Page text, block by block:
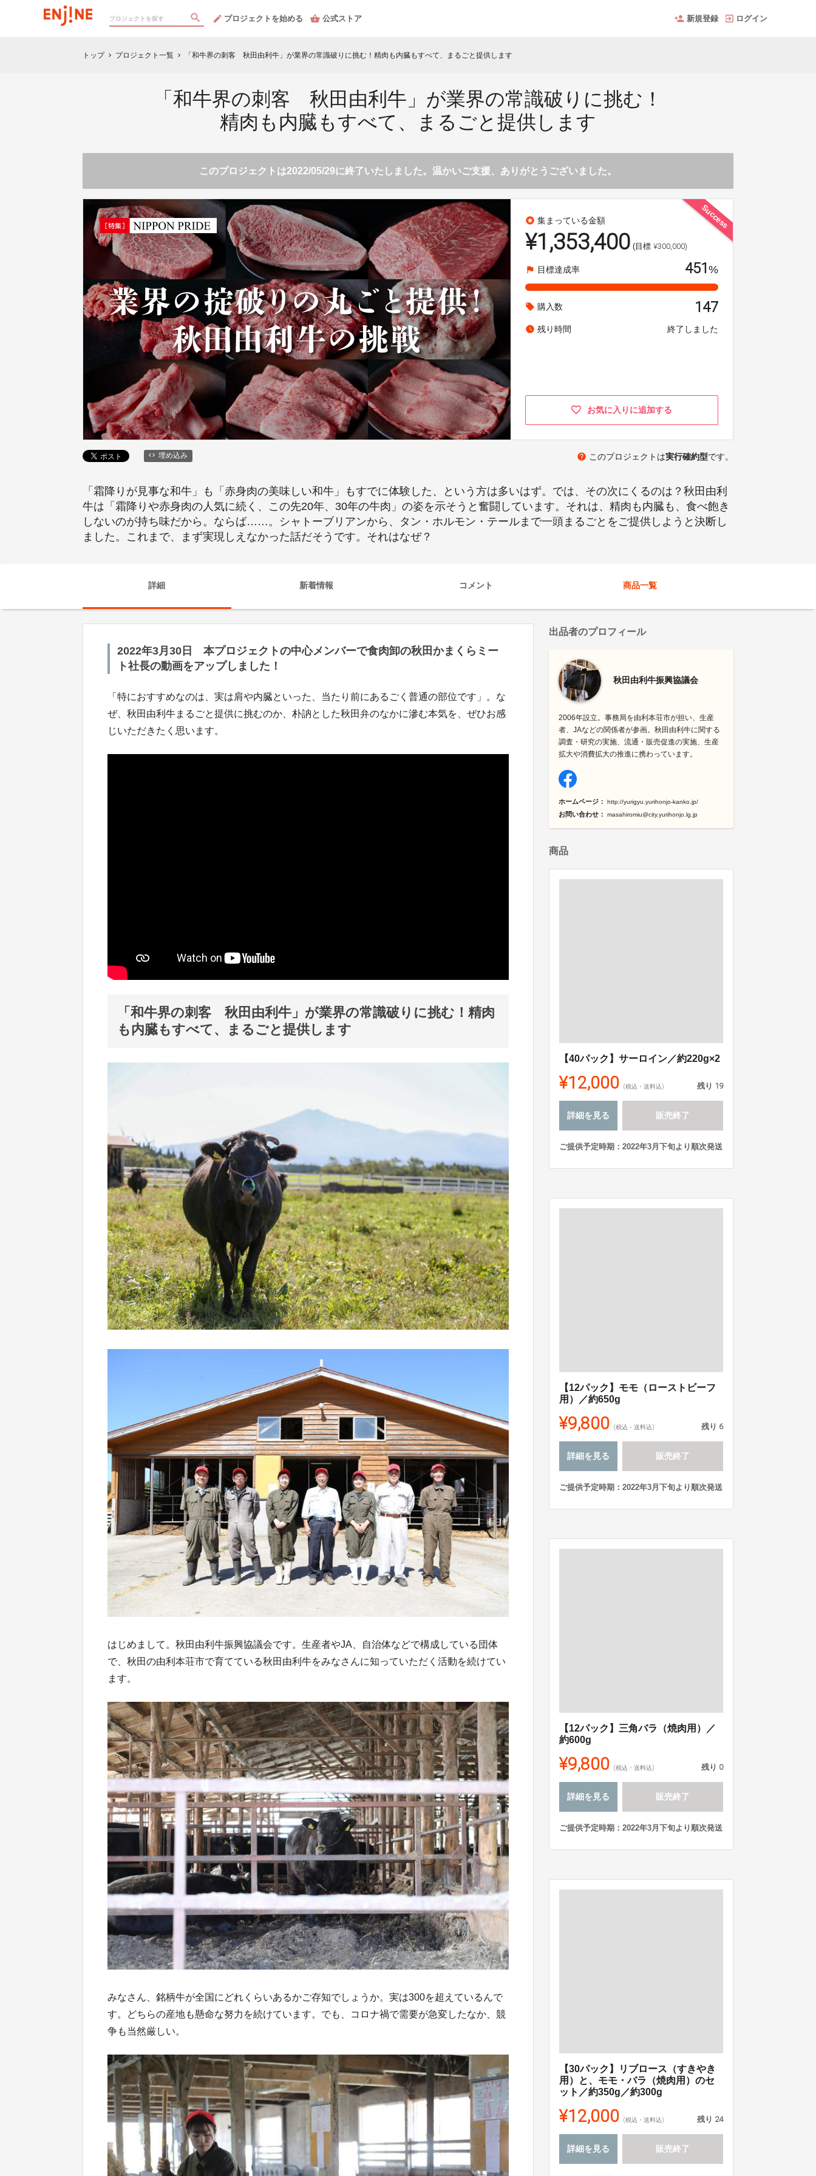
プロジェクトを始める 公式ストア 新規登録 ログイン
トップ chevron_right プロジェクト一覧 chevron_right 「和牛界の刺客 秋田由利牛」が業界の常識破りに挑む！精肉も内臓もすべて、まるごと提供します
「和牛界の刺客 秋田由利牛」が業界の常識破りに挑む！
精肉も内臓もすべて、まるごと提供します
このプロジェクトは2022/05/29に終了いたしました。温かいご支援、ありがとうございました。
Success
stars 集まっている金額
¥1,353,400 (目標 ¥300,000)
flag 目標達成率 451%
local_offer 購入数 147
watch_later 残り時間 終了しました
お気に入りに追加する
埋め込み help このプロジェクトは実行確約型です。
「霜降りが見事な和牛」も「赤身肉の美味しい和牛」もすでに体験した、という方は多いはず。では、その次にくるのは？秋田由利
牛は「霜降りや赤身肉の人気に続く、この先20年、30年の牛肉」の姿を示そうと奮闘しています。それは、精肉も内臓も、食べ飽き
しないのが持ち味だから。ならば……。シャトーブリアンから、タン・ホルモン・テールまで一頭まるごとをご提供しようと決断し
ました。これまで、まず実現しえなかった話だそうです。それはなぜ？
詳細 新着情報 コメント 商品一覧
2022年3月30日 本プロジェクトの中心メンバーで食肉卸の秋田かまくらミー
ト社長の動画をアップしました！
「特におすすめなのは、実は肩や内臓といった、当たり前にあるごく普通の部位です」。な
ぜ、秋田由利牛まるごと提供に挑むのか、朴訥とした秋田弁のなかに滲む本気を、ぜひお感
じいただきたく思います。
「和牛界の刺客 秋田由利牛」が業界の常識破りに挑む！精肉
も内臓もすべて、まるごと提供します
はじめまして。秋田由利牛振興協議会です。生産者やJA、自治体などで構成している団体
で、秋田の由利本荘市で育てている秋田由利牛をみなさんに知っていただく活動を続けてい
ます。
みなさん、銘柄牛が全国にどれくらいあるかご存知でしょうか。実は300を超えているんで
す。どちらの産地も懸命な努力を続けています。でも、コロナ禍で需要が急変したなか、競
争も当然厳しい。
出品者のプロフィール
秋田由利牛振興協議会
2006年設立。事務局を由利本荘市が担い、生産
者、JAなどの関係者が参画。秋田由利牛に関する
調査・研究の実施、流通・販売促進の実施、生産
拡大や消費拡大の推進に携わっています。
ホームページ： http://yurigyu.yurihonjo-kanko.jp/
お問い合わせ： masahiromiu@city.yurihonjo.lg.jp
商品
【40パック】サーロイン／約220g×2
¥12,000 (税込・送料込) 残り 19
詳細を見る 販売終了
ご提供予定時期：2022年3月下旬より順次発送
【12パック】モモ（ローストビーフ
用）／約650g
¥9,800 (税込・送料込) 残り 6
詳細を見る 販売終了
ご提供予定時期：2022年3月下旬より順次発送
【12パック】三角バラ（焼肉用）／
約600g
¥9,800 (税込・送料込) 残り 0
詳細を見る 販売終了
ご提供予定時期：2022年3月下旬より順次発送
【30パック】リブロース（すきやき
用）と、モモ・バラ（焼肉用）のセ
ット／約350g／約300g
¥12,000 (税込・送料込) 残り 24
詳細を見る 販売終了